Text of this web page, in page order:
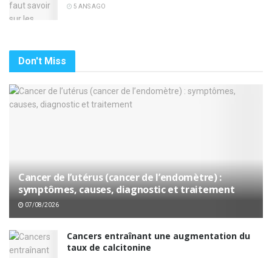
5 ANS AGO
Don't Miss
Cancer de l’utérus (cancer de l’endomètre) :
symptômes, causes, diagnostic et traitement
07/08/2026
Cancers entraînant une augmentation du
taux de calcitonine